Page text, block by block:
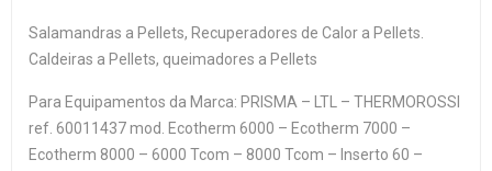
Salamandras a Pellets, Recuperadores de Calor a Pellets.
Caldeiras a Pellets, queimadores a Pellets
Para Equipamentos da Marca: PRISMA – LTL – THERMOROSSI
ref. 60011437 mod. Ecotherm 6000 – Ecotherm 7000 –
Ecotherm 8000 – 6000 Tcom – 8000 Tcom – Inserto 60 –